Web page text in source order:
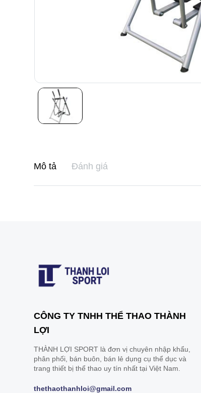
Mô tả Đánh giá
CÔNG TY TNHH THỂ THAO THÀNH
LỢI
THÀNH LỢI SPORT là đơn vị chuyên nhập khẩu,
phân phối, bán buôn, bán lẻ dụng cụ thể dục và
trang thiết bị thể thao uy tín nhất tại Việt Nam.
thethaothanhloi@gmail.com